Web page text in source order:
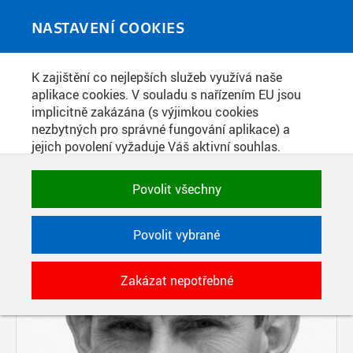
NASTAVENÍ COOKIES
K zajištění co nejlepších služeb využívá naše
aplikace cookies. V souladu s nařízením EU jsou
implicitně zakázána (s výjimkou cookies
nezbytných pro správné fungování aplikace) a
jejich povolení vyžaduje Váš aktivní souhlas.
zakázat, případně vybrat a povolit cookies podle
kategorie. Svoje rozhodnutí můžete samozřejmě
kdykoli změnit.
POTŘEBNÉ
Technické cookies využívané aplikacemi
ČVUT pro uchování jejich nastavení,
vlastností a identifikátorů relace. Jsou
nezbytné pro správné fungování a jsou
Povolit všechny
Povolit vybrané
Zakázat nepotřebné
MEDIATÉKA
PŘÍSPĚVKY PODLE FILTRU
Aktivní filtry: ZDROJ: ČVUT V PRAZE, FAKULTA ELEKTROTECHNICKÁ